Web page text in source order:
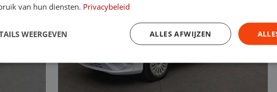
van hun diensten. Privacybeleid
ALLES AFWIJZEN
WEERGEVEN